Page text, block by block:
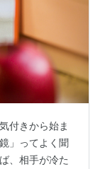
付きから始ま
」ってよく聞
、相手が冷た